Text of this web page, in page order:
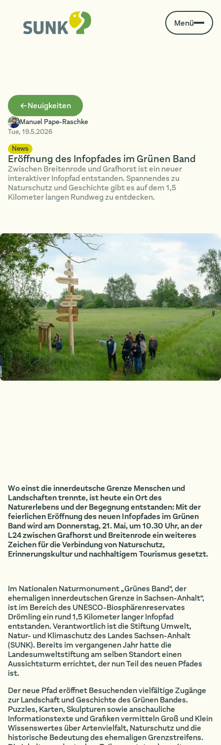
Menü
Neuigkeiten
Manuel Pape-Raschke
Tue, 19.5.2026
News
Eröffnung des Infopfades im Grünen Band
Zwischen Breitenrode und Grafhorst ist ein neuer
interaktiver Infopfad entstanden. Spannendes zu
Naturschutz und Geschichte gibt es auf dem 1,5
Kilometer langen Rundweg zu entdecken.
Wo einst die innerdeutsche Grenze Menschen und
Landschaften trennte, ist heute ein Ort des
Naturerlebens und der Begegnung entstanden: Mit der
feierlichen Eröffnung des neuen Infopfades im Grünen
Band wird am Donnerstag, 21. Mai, um 10.30 Uhr, an der
L24 zwischen Grafhorst und Breitenrode ein weiteres
Zeichen für die Verbindung von Naturschutz,
Erinnerungskultur und nachhaltigem Tourismus gesetzt.
Im Nationalen Naturmonument „Grünes Band“, der
ehemaligen innerdeutschen Grenze in Sachsen-Anhalt“,
ist im Bereich des UNESCO-Biosphärenreservates
Drömling ein rund 1,5 Kilometer langer Infopfad
entstanden. Verantwortlich ist die Stiftung Umwelt,
Natur- und Klimaschutz des Landes Sachsen-Anhalt
(SUNK). Bereits im vergangenen Jahr hatte die
Landesumweltstiftung am selben Standort einen
Aussichtsturm errichtet, der nun Teil des neuen Pfades
ist.
Der neue Pfad eröffnet Besuchenden vielfältige Zugänge
zur Landschaft und Geschichte des Grünen Bandes.
Puzzles, Karten, Skulpturen sowie anschauliche
Informationstexte und Grafiken vermitteln Groß und Klein
Wissenswertes über Artenvielfalt, Naturschutz und die
historische Bedeutung des ehemaligen Grenzstreifens.